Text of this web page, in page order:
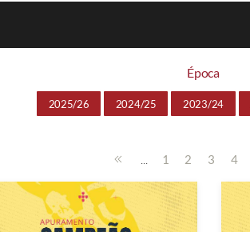
Época
2025/26 2024/25 2023/24
... 1 2 3 4